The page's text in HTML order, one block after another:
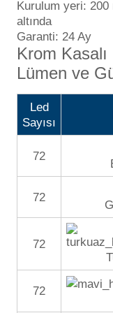
Yangın Pompası
Kurulum yeri:
altında
Garanti: 24 Ay
Krom
Lümen ve
Led
Sayısı
72
72
72
72